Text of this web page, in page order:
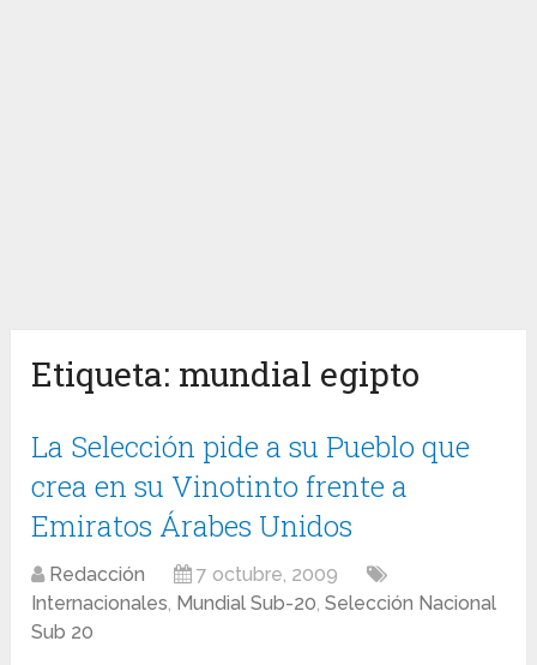
Etiqueta: mundial egipto
La Selección pide a su Pueblo que
crea en su Vinotinto frente a
Emiratos Árabes Unidos
Redacción
7 octubre, 2009
Internacionales, Mundial Sub-20,Selección Nacional
Sub 20